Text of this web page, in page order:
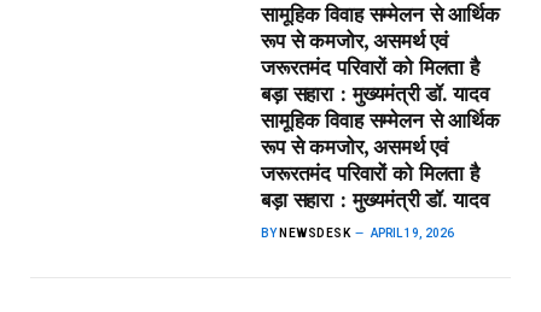
सामूहिक विवाह सम्मेलन से आर्थिक
रूप से कमजोर, असमर्थ एवं
जरूरतमंद परिवारों को मिलता है
बड़ा सहारा : मुख्यमंत्री डॉ. यादव​
सामूहिक विवाह सम्मेलन से आर्थिक
रूप से कमजोर, असमर्थ एवं
जरूरतमंद परिवारों को मिलता है
बड़ा सहारा : मुख्यमंत्री डॉ. यादव
BY NEWSDESK APRIL 19, 2026